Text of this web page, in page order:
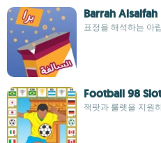
Barrah Alsalfah
표정을 해석하는 아
Football 98
잭팟과 룰렛을 지원